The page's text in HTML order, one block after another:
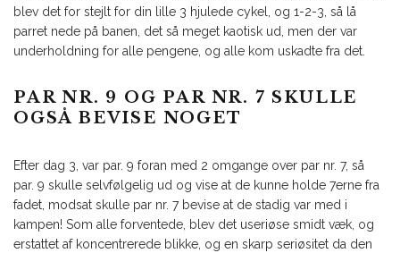
blev det for stejlt for din lille 3 hjulede cykel, og 1-2-3, så lå
parret nede på banen, det så meget kaotisk ud, men der var
underholdning for alle pengene, og alle kom uskadte fra det.
PAR NR. 9 OG PAR NR. 7 SKULLE
OGSÅ BEVISE NOGET
Efter dag 3, var par. 9 foran med 2 omgange over par nr. 7, så
par. 9 skulle selvfølgelig ud og vise at de kunne holde 7erne fra
fadet, modsat skulle par nr. 7 bevise at de stadig var med i
kampen! Som alle forventede, blev det useriøse smidt væk, og
erstattet af koncentrerede blikke, og en skarp seriøsitet da den